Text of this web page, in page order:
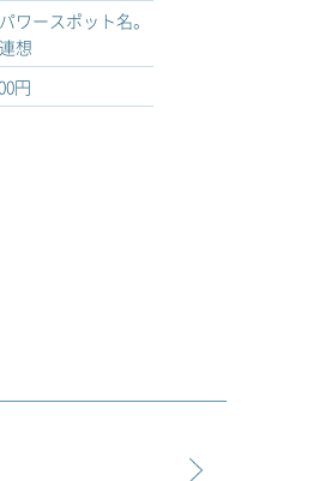
ワースポット名。
想
円